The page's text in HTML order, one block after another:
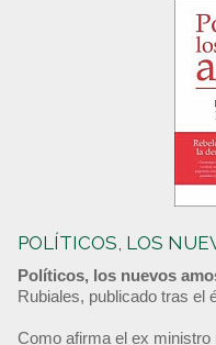
POLÍTICOS, LOS
Políticos, los nuevos
Rubiales, publicado tras el
Como afirma el ex ministro